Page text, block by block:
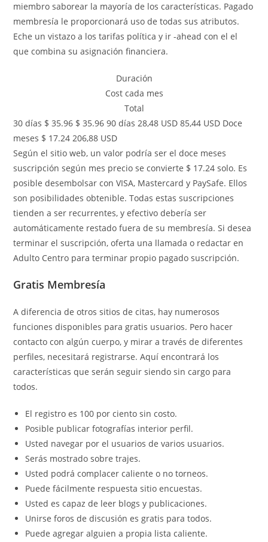
miembro saborear la mayoría de los características. Pagado
membresía le proporcionará uso de todas sus atributos.
Eche un vistazo a los tarifas política y ir -ahead con el el
que combina su asignación financiera.
Duración
Cost cada mes
Total
30 días $ 35.96 $ 35.96 90 días 28,48 USD 85,44 USD Doce
meses $ 17.24 206,88 USD
Según el sitio web, un valor podría ser el doce meses
suscripción según mes precio se convierte $ 17.24 solo. Es
posible desembolsar con VISA, Mastercard y PaySafe. Ellos
son posibilidades obtenible. Todas estas suscripciones
tienden a ser recurrentes, y efectivo debería ser
automáticamente restado fuera de su membresía. Si desea
terminar el suscripción, oferta una llamada o redactar en
Adulto Centro para terminar propio pagado suscripción.
Gratis Membresía
A diferencia de otros sitios de citas, hay numerosos
funciones disponibles para gratis usuarios. Pero hacer
contacto con algún cuerpo, y mirar a través de diferentes
perfiles, necesitará registrarse. Aquí encontrará los
características que serán seguir siendo sin cargo para
todos.
El registro es 100 por ciento sin costo.
Posible publicar fotografías interior perfil.
Usted navegar por el usuarios de varios usuarios.
Serás mostrado sobre trajes.
Usted podrá complacer caliente o no torneos.
Puede fácilmente respuesta sitio encuestas.
Usted es capaz de leer blogs y publicaciones.
Unirse foros de discusión es gratis para todos.
Puede agregar alguien a propia lista caliente.